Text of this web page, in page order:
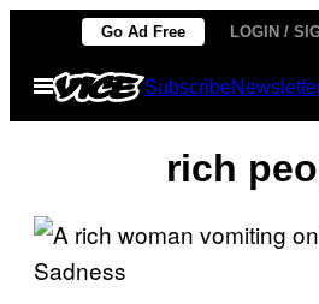
Μετάβαση
περιεχόμενο
Go Ad Free LOGIN /
Ανοίξτε
το
μενού
Subscribe
rich